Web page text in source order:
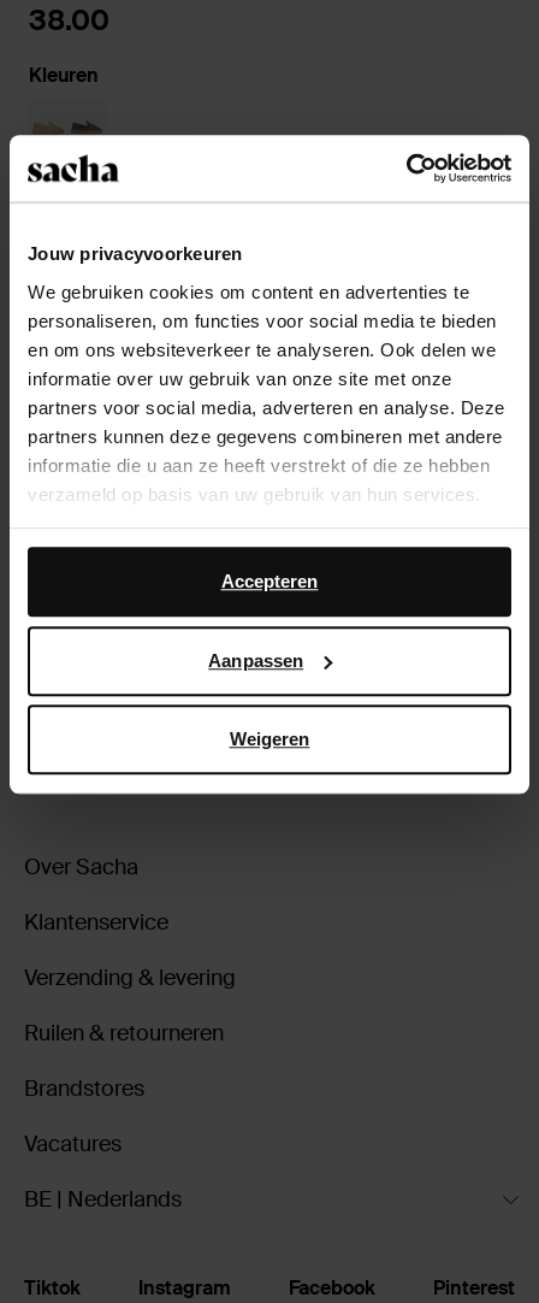
Jouw privacyvoorkeuren
We gebruiken cookies om content en advertenties te
personaliseren, om functies voor social media te bieden
en om ons websiteverkeer te analyseren. Ook delen we
informatie over uw gebruik van onze site met onze
partners voor social media, adverteren en analyse. Deze
partners kunnen deze gegevens combineren met andere
informatie die u aan ze heeft verstrekt of die ze hebben
verzameld op basis van uw gebruik van hun services.
Daarnaast werken wij samen met Google voor
advertentie- en meetdoeleinden. Meer informatie over
hoe Google uw persoonsgegevens gebruikt, vindt u op
Accepteren
Aanpassen
Weigeren
38.00
Kleuren
Kies jouw maat
14 dagen bedenktijd
Snelle levering
Achteraf betalen
Product omschrijving
Deze beige raffia espadrilles van Sacha hebben een
plateau touwzool van 3 cm dik. Bescherm de
espadrilles met de Collonil clean & care 200ml.
Product details
Bezorgen & retour
Over Sacha
Klantenservice
Verzending & levering
Ruilen & retourneren
Brandstores
Vacatures
BE | Nederlands
Tiktok Instagram Facebook Pinterest